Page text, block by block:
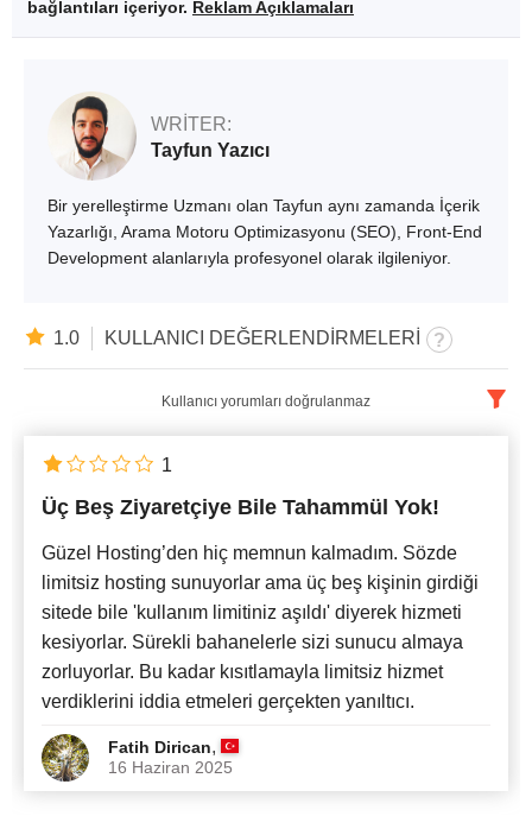
bağlantıları içeriyor. Reklam Açıklamaları
WRITER:
Tayfun Yazıcı
Bir yerelleştirme Uzmanı olan Tayfun aynı zamanda İçerik
Yazarlığı, Arama Motoru Optimizasyonu (SEO), Front-End
Development alanlarıyla profesyonel olarak ilgileniyor.
1.0 KULLANICI DEĞERLENDIRMELERI
Kullanıcı yorumları doğrulanmaz
En Yeni
Üç Beş Ziyaretçiye Bile Tahammül Yok!
Güzel Hosting’den hiç memnun kalmadım. Sözde
limitsiz hosting sunuyorlar ama üç beş kişinin girdiği
sitede bile 'kullanım limitiniz aşıldı' diyerek hizmeti
kesiyorlar. Sürekli bahanelerle sizi sunucu almaya
zorluyorlar. Bu kadar kısıtlamayla limitsiz hizmet
verdiklerini iddia etmeleri gerçekten yanıltıcı.
Fatih Dirican,
16 Haziran 2025
1